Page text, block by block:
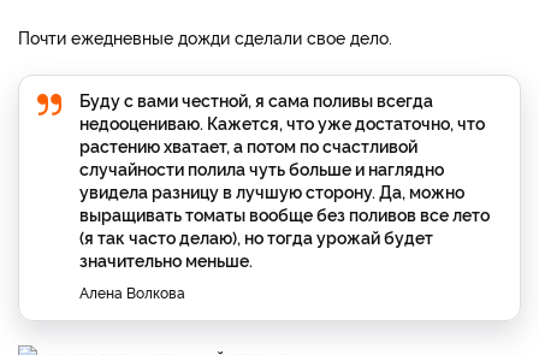
Почти ежедневные дожди сделали свое дело.
Буду с вами честной, я сама поливы всегда
недооцениваю. Кажется, что уже достаточно, что
растению хватает, а потом по счастливой
случайности полила чуть больше и наглядно
увидела разницу в лучшую сторону. Да, можно
выращивать томаты вообще без поливов все лето
(я так часто делаю), но тогда урожай будет
значительно меньше.
Алена Волкова